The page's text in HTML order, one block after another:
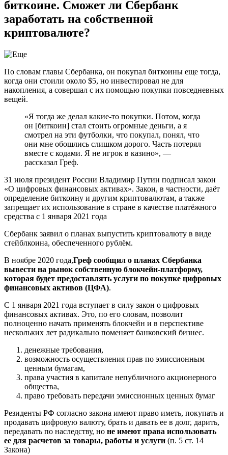
биткоине. Сможет ли Сбербанк
заработать на собственной
криптовалюте?
По словам главы Сбербанка, он покупал биткоины еще тогда,
когда они стоили около $5, но инвестировал не для
накопления, а совершал с их помощью покупки повседневных
вещей.
«Я тогда же делал какие-то покупки. Потом, когда
он [биткоин] стал стоить огромные деньги, а я
смотрел на эти футболки, что покупал, понял, что
они мне обошлись слишком дорого. Часть потерял
вместе с кодами. Я не игрок в казино», —
рассказал Греф.
31 июля президент России Владимир Путин подписал закон
«О цифровых финансовых активах». Закон, в частности, даёт
определение биткоину и другим криптовалютам, а также
запрещает их использование в стране в качестве платёжного
средства с 1 января 2021 года
Сбербанк заявил о планах выпустить криптовалюту в виде
стейблкоина, обеспеченного рублём.
В ноябре 2020 года,Греф сообщил о планах Сбербанка
вывести на рынок собственную блокчейн-платформу,
которая будет предоставлять услуги по покупке цифровых
финансовых активов (ЦФА).
С 1 января 2021 года вступает в силу закон о цифровых
финансовых активах. Это, по его словам, позволит
полноценно начать применять блокчейн и в перспективе
нескольких лет радикально поменяет банковский бизнес.
денежные требования,
возможность осуществления прав по эмиссионным
ценным бумагам,
права участия в капитале непубличного акционерного
общества,
право требовать передачи эмиссионных ценных бумаг
Резиденты РФ согласно закона имеют право иметь, покупать и
продавать цифровую валюту, брать и давать ее в долг, дарить,
передавать по наследству, но не имеют права использовать
ее для расчетов за товары, работы и услуги (п. 5 ст. 14
Закона)